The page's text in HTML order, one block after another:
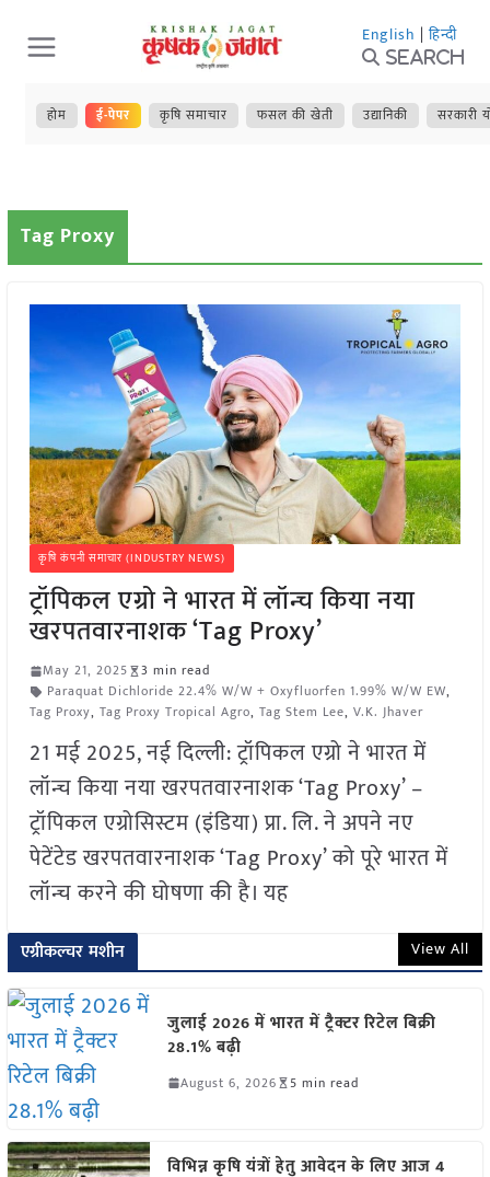
Skip
to
content
English | हिन्दी
Search
होम ई-पेपर कृषि समाचार फसल की खेती उद्यानिकी सरकारी
Tag Proxy
कृषि कंपनी समाचार (INDUSTRY NEWS)
ट्रॉपिकल एग्रो ने भारत में लॉन्च किया नया
खरपतवारनाशक ‘Tag Proxy’
May 21, 2025
3 min read
Paraquat Dichloride 22.4% W/W + Oxyfluorfen 1.99% W/W EW,
Tag Proxy, Tag Proxy Tropical Agro, Tag Stem Lee, V.K. Jhaver
21 मई 2025, नई दिल्ली: ट्रॉपिकल एग्रो ने भारत में
लॉन्च किया नया खरपतवारनाशक ‘Tag Proxy’ –
ट्रॉपिकल एग्रोसिस्टम (इंडिया) प्रा. लि. ने अपने नए
पेटेंटेड खरपतवारनाशक ‘Tag Proxy’ को पूरे भारत में
लॉन्च करने की घोषणा की है। यह
एग्रीकल्चर मशीन View All
जुलाई 2026 में भारत में ट्रैक्टर रिटेल बिक्री
28.1% बढ़ी
August 6, 2026 5 min read
विभिन्न कृषि यंत्रों हेतु आवेदन के लिए आज 4